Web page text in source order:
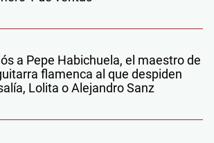
a Pepe Habichuela, el maestro de
flamenca al que despiden
Lolita o Alejandro Sanz